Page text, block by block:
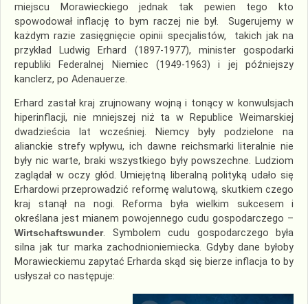
miejscu Morawieckiego jednak tak pewien tego kto
spowodował inflację to bym raczej nie był. Sugerujemy w
każdym razie zasięgnięcie opinii specjalistów, takich jak na
przykład Ludwig Erhard (1897-1977), minister gospodarki
republiki Federalnej Niemiec (1949-1963) i jej późniejszy
kanclerz, po Adenauerze.
Erhard zastał kraj zrujnowany wojną i tonący w konwulsjach
hiperinflacji, nie mniejszej niż ta w Republice Weimarskiej
dwadzieścia lat wcześniej. Niemcy były podzielone na
alianckie strefy wpływu, ich dawne reichsmarki literalnie nie
były nic warte, braki wszystkiego były powszechne. Ludziom
zaglądał w oczy głód. Umiejętną liberalną polityką udało się
Erhardowi przeprowadzić reformę walutową, skutkiem czego
kraj stanął na nogi. Reforma była wielkim sukcesem i
określana jest mianem powojennego cudu gospodarczego –
Wirtschaftswunder. Symbolem cudu gospodarczego była
silna jak tur marka zachodnioniemiecka. Gdyby dane byłoby
Morawieckiemu zapytać Erharda skąd się bierze inflacja to by
usłyszał co następuje: